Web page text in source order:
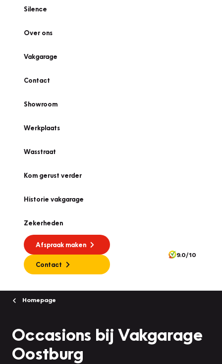
Silence
Over ons
Vakgarage
Contact
Showroom
Werkplaats
Wasstraat
Kom gerust verder
Historie vakgarage
Zekerheden
Afspraak maken
Contact
9.0/10
Homepage
Occasions bij Vakgarage
Oostburg